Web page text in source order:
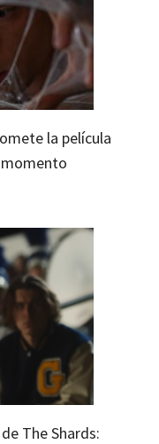
la película
momento
The Shards: